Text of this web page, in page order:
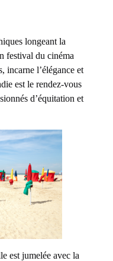
longeant la
festival du cinéma
incarne l’élégance et
est le rendez-vous
d’équitation et
est jumelée avec la